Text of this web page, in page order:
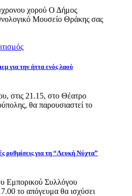
χορού Ο Δήμος
Μουσείο Θράκης σας
για την ήττα ενός λαού
στις 21.15, στο Θέατρο
θα παρουσιαστεί το
ρυθμίσεις για τη “Λευκή Νύχτα”
Εμπορικού Συλλόγου
το απόγευμα θα ισχύσει